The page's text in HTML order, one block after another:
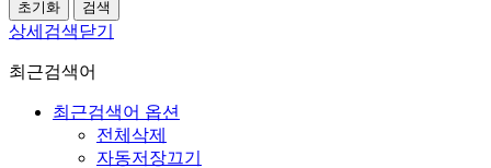
상세검색닫기
최근검색어
최근검색어 옵션
전체삭제
자동저장끄기